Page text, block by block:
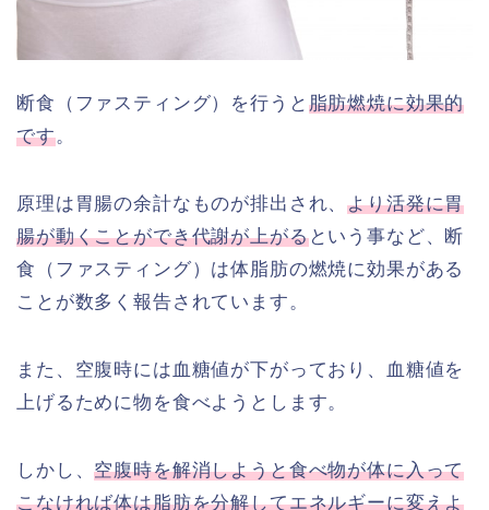
断食（ファスティング）を行うと 脂肪燃焼に効果的
です。
原理は胃腸の余計なものが排出され、より活発に胃
腸が動くことができ代謝が上がるという事など、断
食（ファスティング）は体脂肪の燃焼に効果がある
ことが数多く報告されています。
また、空腹時には血糖値が下がっており、血糖値を
上げるために物を食べようとします。
しかし、空腹時を解消しようと食べ物が体に入って
こなければ体は脂肪を分解してエネルギーに変えよ